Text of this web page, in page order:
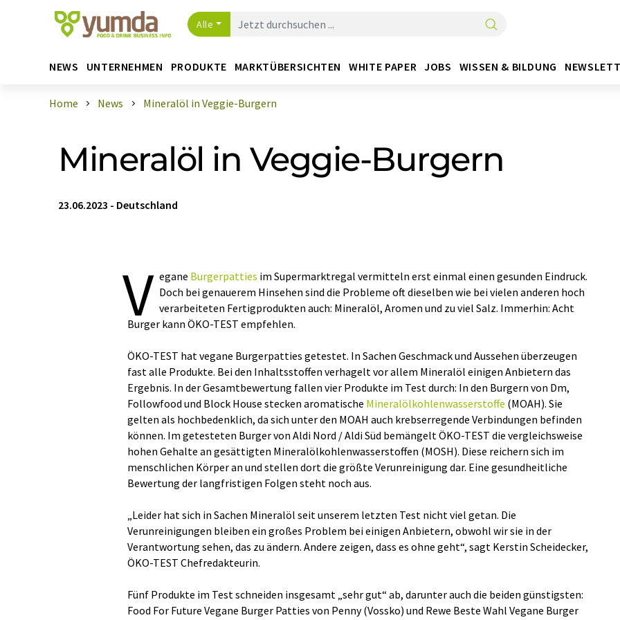
Alle
NEWS UNTERNEHMEN PRODUKTE MARKTÜBERSICHTEN WHITE PAPER JOBS WISSEN & BILDUNG
Home News Mineralöl in Veggie-Burgern
Mineralöl in Veggie-Burgern
23.06.2023 - Deutschland
V egane Burgerpatties im Supermarktregal vermitteln erst einmal einen gesunden Eindruck.
Doch bei genauerem Hinsehen sind die Probleme oft dieselben wie bei vielen anderen hoch
verarbeiteten Fertigprodukten auch: Mineralöl, Aromen und zu viel Salz. Immerhin: Acht
Burger kann ÖKO-TEST empfehlen.
ÖKO-TEST hat vegane Burgerpatties getestet. In Sachen Geschmack und Aussehen überzeugen
fast alle Produkte. Bei den Inhaltsstoffen verhagelt vor allem Mineralöl einigen Anbietern das
Ergebnis. In der Gesamtbewertung fallen vier Produkte im Test durch: In den Burgern von Dm,
Followfood und Block House stecken aromatische Mineralölkohlenwasserstoffe (MOAH). Sie
gelten als hochbedenklich, da sich unter den MOAH auch krebserregende Verbindungen befinden
können. Im getesteten Burger von Aldi Nord / Aldi Süd bemängelt ÖKO-TEST die vergleichsweise
hohen Gehalte an gesättigten Mineralölkohlenwasserstoffen (MOSH). Diese reichern sich im
menschlichen Körper an und stellen dort die größte Verunreinigung dar. Eine gesundheitliche
Bewertung der langfristigen Folgen steht noch aus.
„Leider hat sich in Sachen Mineralöl seit unserem letzten Test nicht viel getan. Die
Verunreinigungen bleiben ein großes Problem bei einigen Anbietern, obwohl wir sie in der
Verantwortung sehen, das zu ändern. Andere zeigen, dass es ohne geht“, sagt Kerstin Scheidecker,
ÖKO-TEST Chefredakteurin.
Fünf Produkte im Test schneiden insgesamt „sehr gut“ ab, darunter auch die beiden günstigsten:
Food For Future Vegane Burger Patties von Penny (Vossko) und Rewe Beste Wahl Vegane Burger